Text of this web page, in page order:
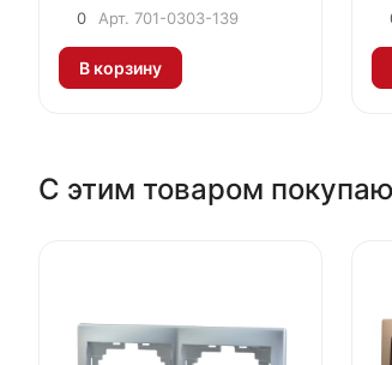
0 Арт. 701-0303-139
В корзину
С этим товаром